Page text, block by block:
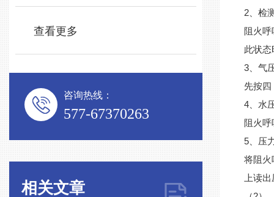
查看更多
咨询热线：
577-67370263
相关文章
2、检
阻火
此状
3、气
先按
4、水
阻火
5、压
将阻火
上读